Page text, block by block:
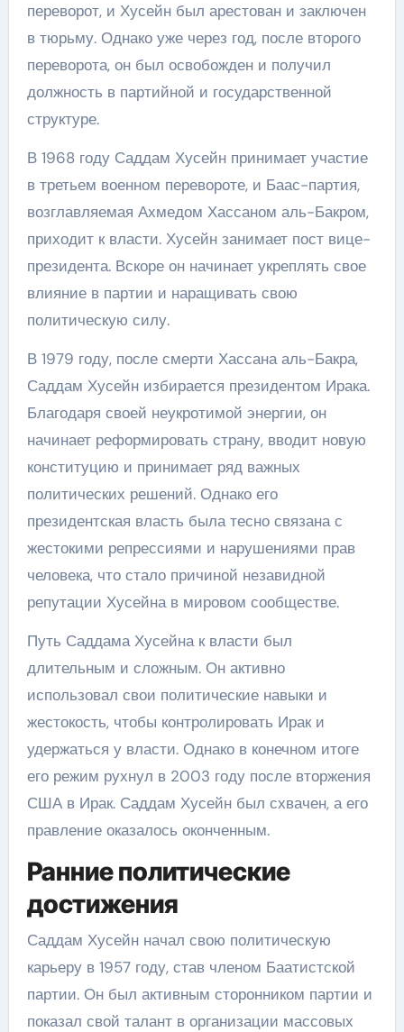
переворот, и Хусейн был арестован и заключен
в тюрьму. Однако уже через год, после второго
переворота, он был освобожден и получил
должность в партийной и государственной
структуре.
В 1968 году Саддам Хусейн принимает участие
в третьем военном перевороте, и Баас-партия,
возглавляемая Ахмедом Хассаном аль-Бакром,
приходит к власти. Хусейн занимает пост вице-
президента. Вскоре он начинает укреплять свое
влияние в партии и наращивать свою
политическую силу.
В 1979 году, после смерти Хассана аль-Бакра,
Саддам Хусейн избирается президентом Ирака.
Благодаря своей неукротимой энергии, он
начинает реформировать страну, вводит новую
конституцию и принимает ряд важных
политических решений. Однако его
президентская власть была тесно связана с
жестокими репрессиями и нарушениями прав
человека, что стало причиной незавидной
репутации Хусейна в мировом сообществе.
Путь Саддама Хусейна к власти был
длительным и сложным. Он активно
использовал свои политические навыки и
жестокость, чтобы контролировать Ирак и
удержаться у власти. Однако в конечном итоге
его режим рухнул в 2003 году после вторжения
США в Ирак. Саддам Хусейн был схвачен, а его
правление оказалось оконченным.
Ранние политические
достижения
Саддам Хусейн начал свою политическую
карьеру в 1957 году, став членом Баатистской
партии. Он был активным сторонником партии и
показал свой талант в организации массовых